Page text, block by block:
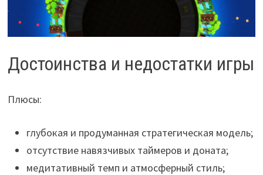
Достоинства и недостатки игры
Плюсы:
глубокая и продуманная стратегическая модель;
отсутствие навязчивых таймеров и доната;
медитативный темп и атмосферный стиль;